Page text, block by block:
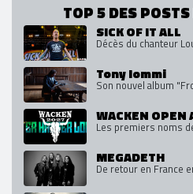
TOP 5 DES
SICK OF IT ALL
Décès du chanteur
Tony Iommi
Son nouvel album
WACKEN OPEN
Les premiers noms
MEGADETH
De retour en France